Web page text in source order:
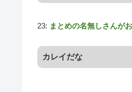
23: まとめの名無しさんが
カレイだな